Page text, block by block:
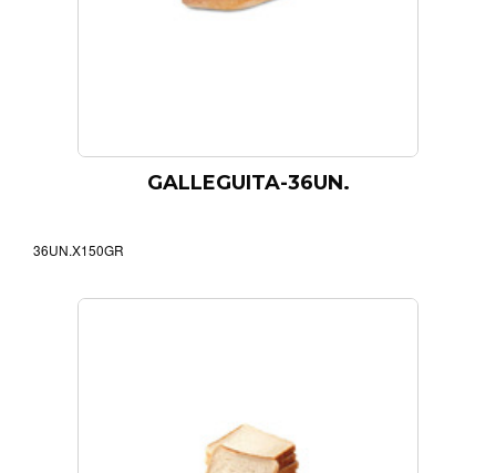
GALLEGUITA-36UN.
36UN.X150GR